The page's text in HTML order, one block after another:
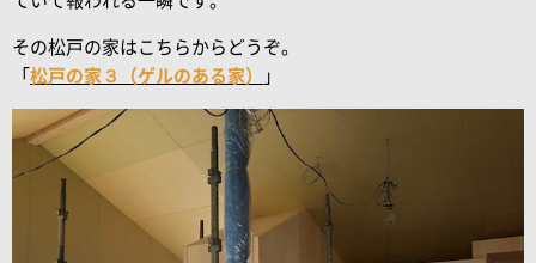
その松戸の家はこちらからどうぞ。
「 松戸の家３（ゲルのある家） 」